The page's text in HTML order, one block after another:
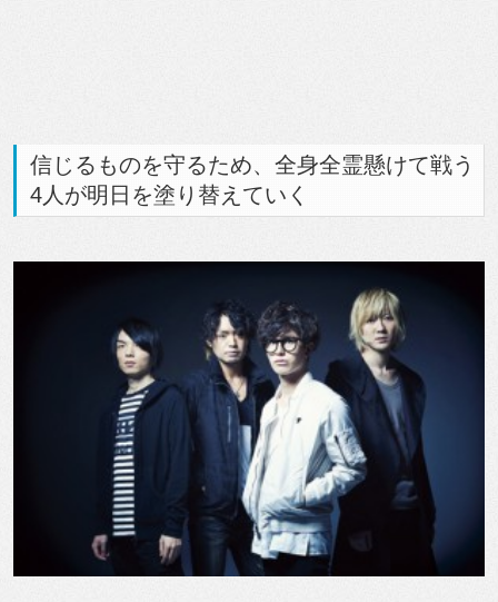
信じるものを守るため、全身全霊懸けて戦う
4人が明日を塗り替えていく